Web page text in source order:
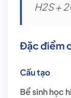
H2S +
Đặc điểm
Cấu tạo
Bể sinh học